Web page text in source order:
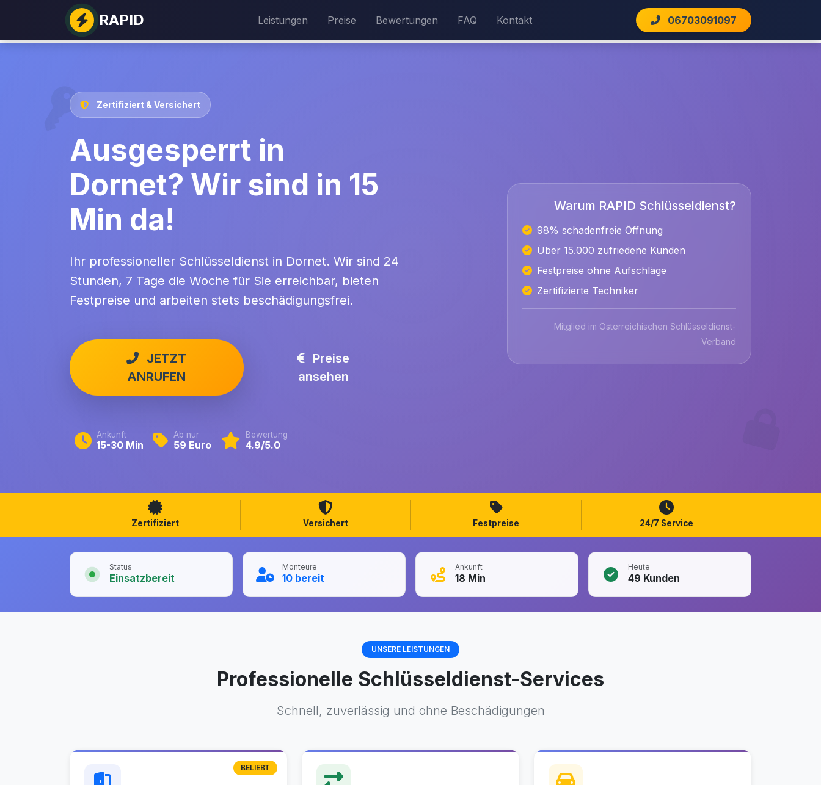
RAPID Leistungen Preise Bewertungen FAQ Kontakt 06703091097
Zertifiziert & Versichert
Ausgesperrt in
Dornet? Wir sind in 15
Min da!
Ihr professioneller Schlüsseldienst in Dornet. Wir sind 24
Stunden, 7 Tage die Woche für Sie erreichbar, bieten
Festpreise und arbeiten stets beschädigungsfrei.
JETZT
ANRUFEN
Preise
ansehen
Ankunft
15-30 Min
Ab nur
59 Euro
Bewertung
4.9/5.0
Warum RAPID Schlüsseldienst?
98% schadenfreie Öffnung
Über 15.000 zufriedene Kunden
Festpreise ohne Aufschläge
Zertifizierte Techniker
Mitglied im Österreichischen Schlüsseldienst-
Verband
Zertifiziert Versichert Festpreise 24/7 Service
Status
Einsatzbereit
Monteure
10 bereit
Ankunft
18 Min
Heute
49 Kunden
UNSERE LEISTUNGEN
Professionelle Schlüsseldienst-Services
Schnell, zuverlässig und ohne Beschädigungen
BELIEBT